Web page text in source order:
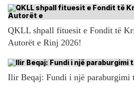
QKLL shpall fituesit e Fondit të
Autorët e Rinj 2026!
Ilir Beqaj: Fundi i një paraburgimi